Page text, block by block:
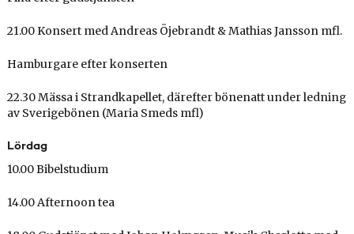
21.00 Konsert med Andreas Öjebrandt & Mathias Jansson mfl.
Hamburgare efter konserten
22.30 Mässa i Strandkapellet, därefterbönenatt under ledning
av Sverigebönen (Maria Smeds mfl)
Lördag
10.00 Bibelstudium
14.00 Afternoon tea